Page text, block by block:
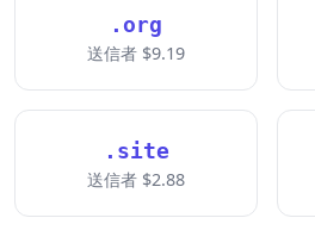
.org
送信者 $9.19
.site
送信者 $2.88